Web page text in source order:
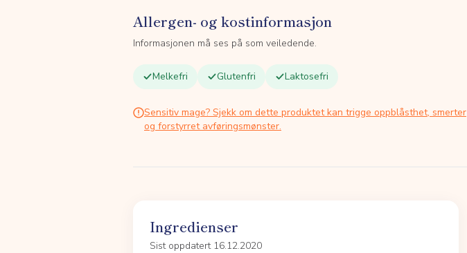
Allergen- og kostinformasjon
Informasjonen må ses på som veiledende.
Melkefri Glutenfri Laktosefri
Sensitiv mage? Sjekk om dette produktet kan trigge oppblåsthet, smerter
og forstyrret avføringsmønster.
Ingredienser
Sist oppdatert 16.12.2020